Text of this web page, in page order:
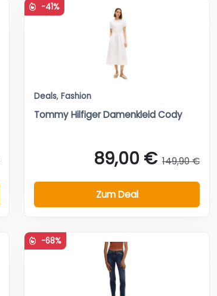
-41%
Deals, Fashion
Tommy Hilfiger Damenkleid Cody
89,00 € 149,90 €
Zum Deal
-68%